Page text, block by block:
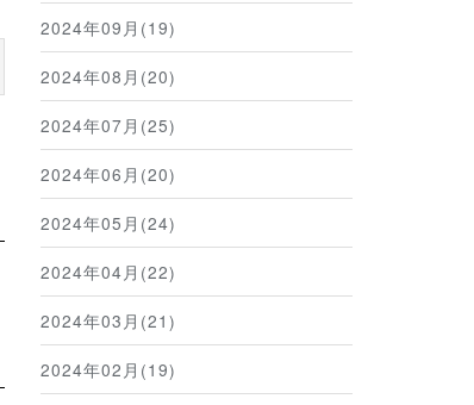
2024年09月(19)
2024年08月(20)
2024年07月(25)
2024年06月(20)
2024年05月(24)
2024年04月(22)
2024年03月(21)
2024年02月(19)